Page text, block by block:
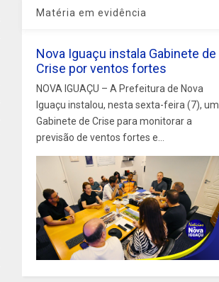
Matéria em evidência
Nova Iguaçu instala Gabinete de
Crise por ventos fortes
NOVA IGUAÇU – A Prefeitura de Nova
Iguaçu instalou, nesta sexta-feira (7), um
Gabinete de Crise para monitorar a
previsão de ventos fortes e...